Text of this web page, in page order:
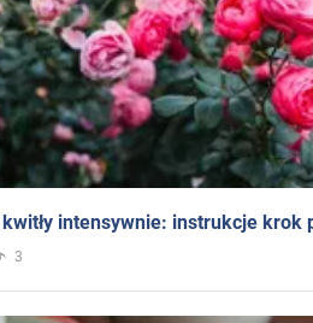
intensywnie: instrukcje krok
3